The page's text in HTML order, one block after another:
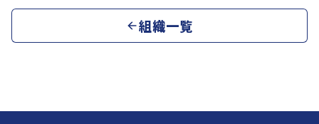
組織一覧